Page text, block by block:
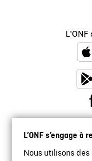
L’ONF s’engage
Nous utilisons
L'ONF